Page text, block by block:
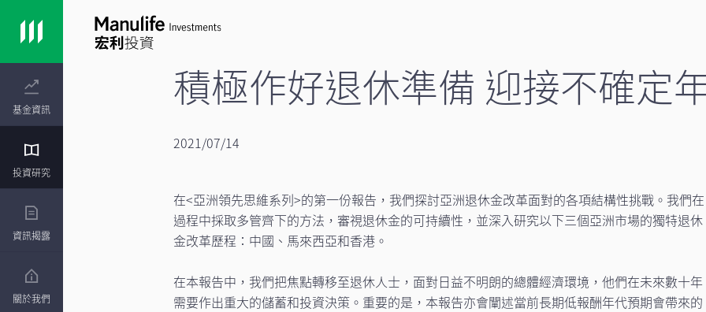
基金資訊
投資研究
資訊揭露
關於我們
積極作好退休準備 迎接不確定
2021/07/14
在<亞洲領先思維系列>的第一份報告，我們探討亞洲退休金改革面對的各項結構性挑戰。我們在
過程中採取多管齊下的方法，審視退休金的可持續性，並深入研究以下三個亞洲市場的獨特退休
金改革歷程：中國、馬來西亞和香港。
在本報告中，我們把焦點轉移至退休人士，面對日益不明朗的總體經濟環境，他們在未來數十年
需要作出重大的儲蓄和投資決策。重要的是，本報告亦會闡述當前長期低報酬年代預期會帶來的